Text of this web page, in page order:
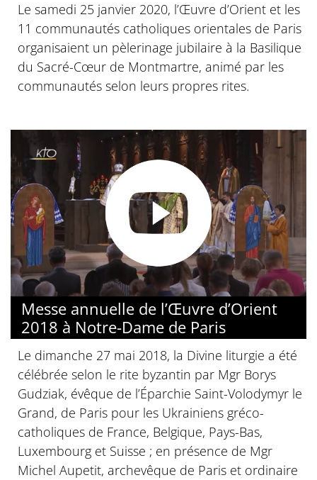
Le samedi 25 janvier 2020, l’Œuvre d’Orient et les
11 communautés catholiques orientales de Paris
organisaient un pèlerinage jubilaire à la Basilique
du Sacré-Cœur de Montmartre, animé par les
communautés selon leurs propres rites.
Messe annuelle de l’Œuvre d’Orient
2018 à Notre-Dame de Paris
Le dimanche 27 mai 2018, la Divine liturgie a été
célébrée selon le rite byzantin par Mgr Borys
Gudziak, évêque de l’Éparchie Saint-Volodymyr le
Grand, de Paris pour les Ukrainiens gréco-
catholiques de France, Belgique, Pays-Bas,
Luxembourg et Suisse ; en présence de Mgr
Michel Aupetit, archevêque de Paris et ordinaire